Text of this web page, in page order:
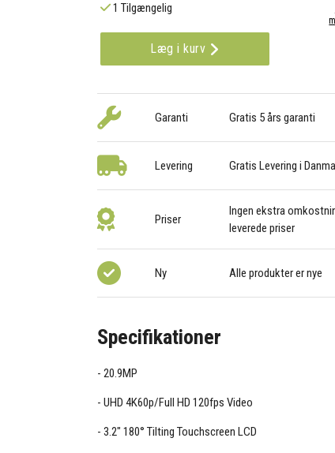
1 Tilgængelig
Læg i kurv
Garanti Gratis 5 års garanti
Levering Gratis Levering i
Priser
Ingen ekstra
leverede priser
Ny Alle produkter er nye
Specifikationer
20.9MP
UHD 4K60p/Full HD 120fps Video
3.2" 180° Tilting Touchscreen LCD